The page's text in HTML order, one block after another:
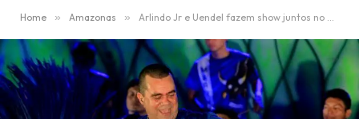
Home » Amazonas » Arlindo Jr e Uendel fazem show juntos no palco da “Meia Noite Acaba”